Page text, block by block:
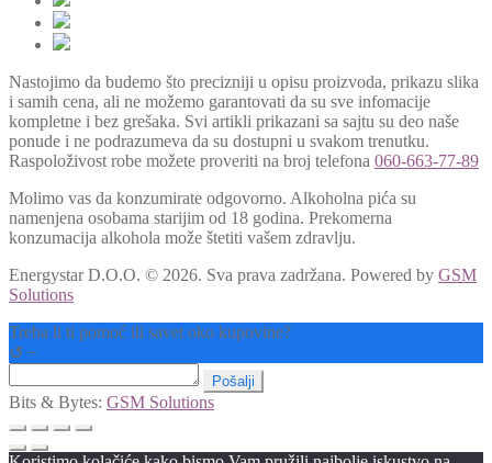
Nastojimo da budemo što precizniji u opisu proizvoda, prikazu slika
i samih cena, ali ne možemo garantovati da su sve infomacije
kompletne i bez grešaka. Svi artikli prikazani sa sajtu su deo naše
ponude i ne podrazumeva da su dostupni u svakom trenutku.
Raspoloživost robe možete proveriti na broj telefona 060-663-77-89
Molimo vas da konzumirate odgovorno. Alkoholna pića su
namenjena osobama starijim od 18 godina. Prekomerna
konzumacija alkohola može štetiti vašem zdravlju.
Energystar D.O.O. © 2026. Sva prava zadržana. Powered by GSM
Solutions
Treba li ti pomoć ili savet oko kupovine?
↺ −
Pošalji
Bits & Bytes: GSM Solutions